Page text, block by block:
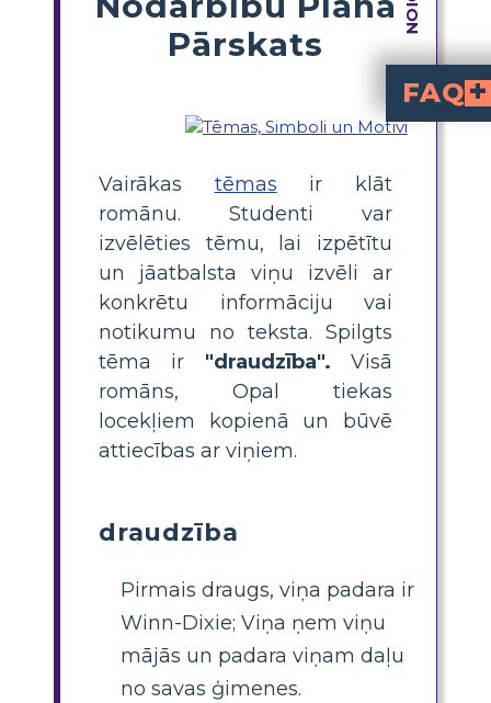
Pārskats
Vairākas tēmas ir klāt
romānu. Studenti var
izvēlēties tēmu, lai izpētītu
un jāatbalsta viņu izvēli ar
konkrētu informāciju vai
notikumu no teksta. Spilgts
tēma ir "draudzība". Visā
romāns, Opal tiekas
locekļiem kopienā un būvē
attiecības ar viņiem.
draudzība
Pirmais draugs, viņa padara ir
Winn-Dixie; Viņa ņem viņu
mājās un padara viņam daļu
no savas ģimenes.
FAQ